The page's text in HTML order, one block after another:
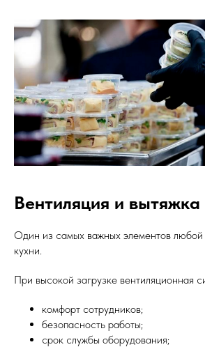
Вентиляция и вытяжка
Один из самых важных элементов
кухни.
При высокой загрузке вентиляционная
комфорт сотрудников;
безопасность работы;
срок службы оборудования;